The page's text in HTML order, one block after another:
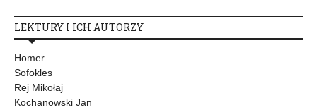
LEKTURY I ICH AUTORZY
Homer
Sofokles
Rej Mikołaj
Kochanowski Jan